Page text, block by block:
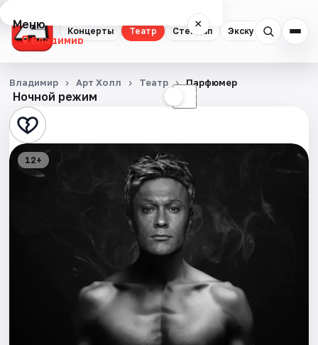
Концерты Театр Стендап Экскурсии
Меню ×
Владимир
Концерты
Театр
Стендап
Экскурсии
Ночной режим ☾
Владимир Арт Холл Театр Парфюмер
12+